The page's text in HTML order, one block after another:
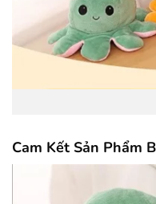
bạch
Cam Kết Sản Phẩm